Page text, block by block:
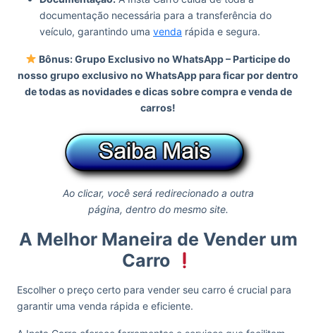
documentação necessária para a transferência do
veículo, garantindo uma venda rápida e segura.
Bônus: Grupo Exclusivo no WhatsApp –Participe do
nosso grupo exclusivo no WhatsApp para ficar por dentro
de todas as novidades e dicas sobre compra e venda de
carros!
Ao clicar, você será redirecionado a outra
página, dentro do mesmo site.
A Melhor Maneira de Vender um
Carro
Escolher o preço certo para vender seu carro é crucial para
garantir uma venda rápida e eficiente.